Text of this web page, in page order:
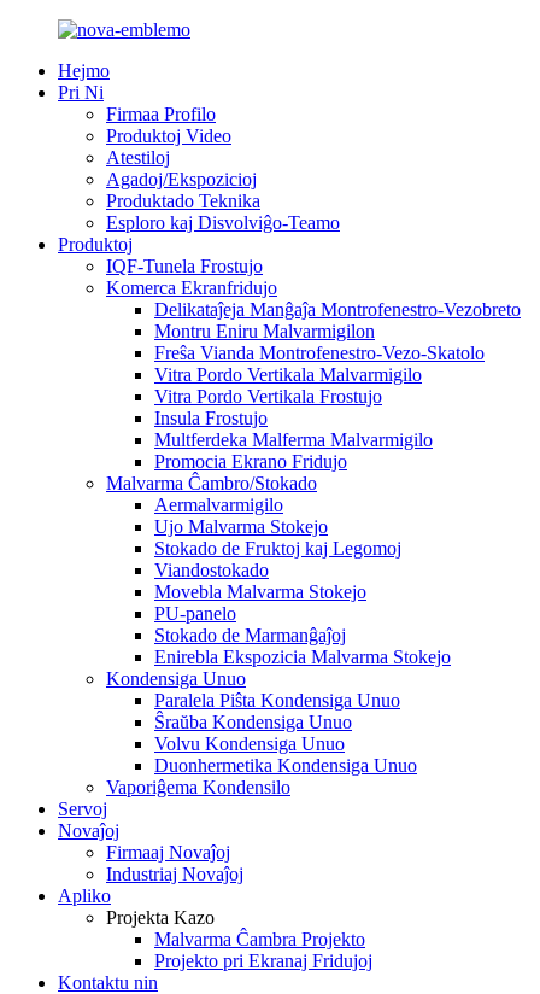
Hejmo
Pri Ni
Firmaa Profilo
Produktoj Video
Atestiloj
Agadoj/Ekspozicioj
Produktado Teknika
Esploro kaj Disvolviĝo-Teamo
Produktoj
IQF-Tunela Frostujo
Komerca Ekranfridujo
Delikataĵeja Manĝaĵa Montrofenestro-Vezobreto
Montru Eniru Malvarmigilon
Freŝa Vianda Montrofenestro-Vezo-Skatolo
Vitra Pordo Vertikala Malvarmigilo
Vitra Pordo Vertikala Frostujo
Insula Frostujo
Multferdeka Malferma Malvarmigilo
Promocia Ekrano Fridujo
Malvarma Ĉambro/Stokado
Aermalvarmigilo
Ujo Malvarma Stokejo
Stokado de Fruktoj kaj Legomoj
Viandostokado
Movebla Malvarma Stokejo
PU-panelo
Stokado de Marmanĝaĵoj
Enirebla Ekspozicia Malvarma Stokejo
Kondensiga Unuo
Paralela Piŝta Kondensiga Unuo
Ŝraŭba Kondensiga Unuo
Volvu Kondensiga Unuo
Duonhermetika Kondensiga Unuo
Vaporiĝema Kondensilo
Servoj
Novaĵoj
Firmaaj Novaĵoj
Industriaj Novaĵoj
Apliko
Projekta Kazo
Malvarma Ĉambra Projekto
Projekto pri Ekranaj Fridujoj
Kontaktu nin